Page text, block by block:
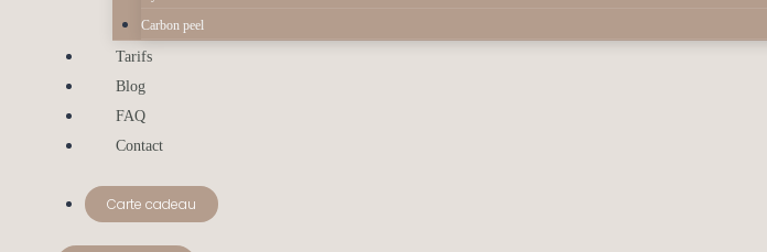
Carbon peel
Tarifs
Blog
FAQ
Contact
Carte cadeau